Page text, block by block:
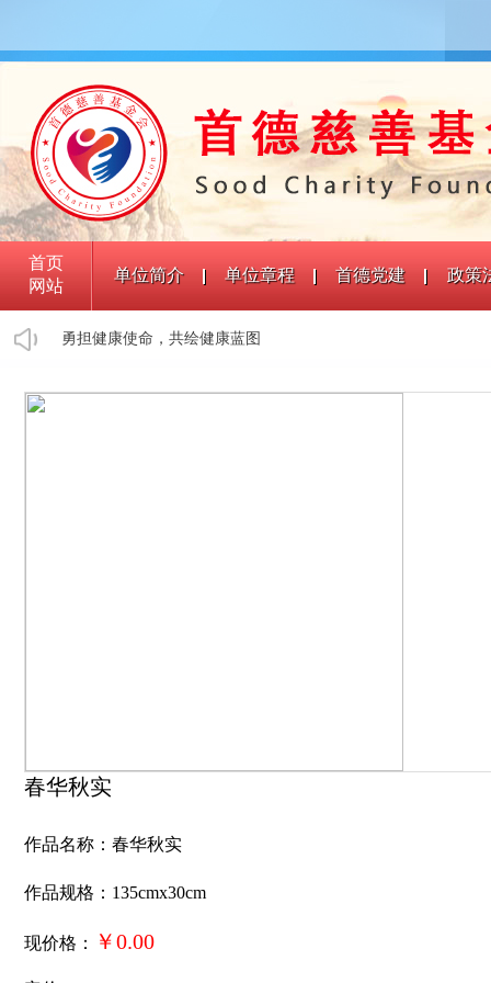
首页
网站
单位简介 单位章程 首德党建 政策
勇担健康使命，共绘健康蓝图
春华秋实
作品名称：春华秋实
作品规格：135cmx30cm
现价格： ￥0.00